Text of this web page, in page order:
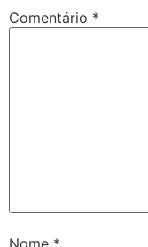
Comentário *
Nome *